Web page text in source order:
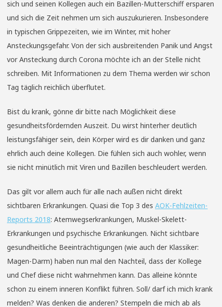
sich und seinen Kollegen auch ein Bazillen-Mutterschiff ersparen
und sich die Zeit nehmen um sich auszukurieren. Insbesondere
in typischen Grippezeiten, wie im Winter, mit hoher
Ansteckungsgefahr. Von der sich ausbreitenden Panik und Angst
vor Ansteckung durch Corona möchte ich an der Stelle nicht
schreiben. Mit Informationen zu dem Thema werden wir schon
Tag täglich reichlich überflutet.
Bist du krank, gönne dir bitte nach Möglichkeit diese
gesundheitsfördernden Auszeit. Du wirst hinterher deutlich
leistungsfähiger sein, dein Körper wird es dir danken und ganz
ehrlich auch deine Kollegen. Die fühlen sich auch wohler, wenn
sie nicht minütlich mit Viren und Bazillen beschleudert werden.
Das gilt vor allem auch für alle nach außen nicht direkt
sichtbaren Erkrankungen. Quasi die Top 3 des AOK-Fehlzeiten-
Reports 2018: Atemwegserkrankungen, Muskel-Skelett-
Erkrankungen und psychische Erkrankungen. Nicht sichtbare
gesundheitliche Beeinträchtigungen (wie auch der Klassiker:
Magen-Darm) haben nun mal den Nachteil, dass der Kollege
und Chef diese nicht wahrnehmen kann. Das alleine könnte
schon zu einem inneren Konflikt führen. Soll/ darf ich mich krank
melden? Was denken die anderen? Stempeln die mich ab als